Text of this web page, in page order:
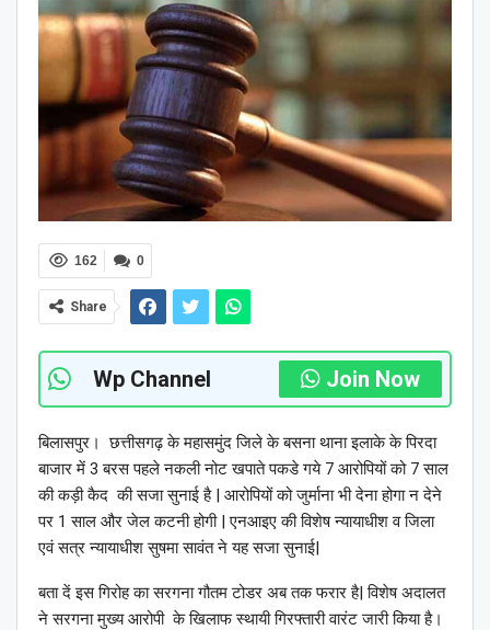
0
162
Share
Wp Channel Join Now
बिलासपुर। छत्तीसगढ़ के महासमुंद जिले के बसना थाना इलाके के पिरदा
बाजार में 3 बरस पहले नकली नोट खपाते पकडे गये 7 आरोपियों को 7 साल
की कड़ी कैद की सजा सुनाई है | आरोपियों को जुर्माना भी देना होगा न देने
पर 1 साल और जेल कटनी होगी | एनआइए की विशेष न्यायाधीश व जिला
एवं सत्र न्यायाधीश सुषमा सावंत ने यह सजा सुनाई|
बता दें इस गिरोह का सरगना गौतम टोडर अब तक फरार है| विशेष अदालत
ने सरगना मुख्य आरोपी के खिलाफ स्थायी गिरफ्तारी वारंट जारी किया है।